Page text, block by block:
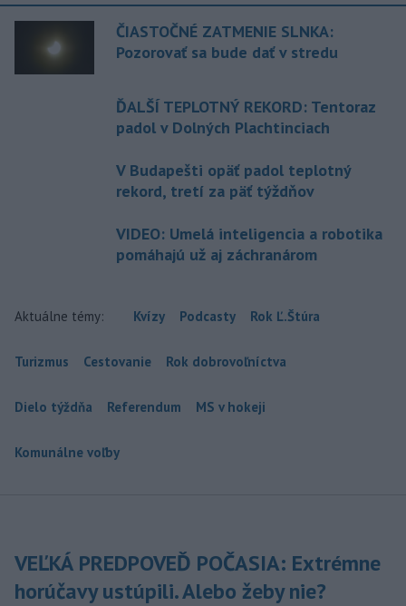
ČIASTOČNÉ ZATMENIE SLNKA:
Pozorovať sa bude dať v stredu
ĎALŠÍ TEPLOTNÝ REKORD: Tentoraz
padol v Dolných Plachtinciach
V Budapešti opäť padol teplotný
rekord, tretí za päť týždňov
VIDEO: Umelá inteligencia a robotika
pomáhajú už aj záchranárom
Aktuálne témy: Kvízy Podcasty Rok Ľ.Štúra
Turizmus Cestovanie Rok dobrovoľníctva
Dielo týždňa Referendum MS v hokeji
Komunálne voľby
VEĽKÁ PREDPOVEĎ POČASIA: Extrémne
horúčavy ustúpili. Alebo žeby nie?